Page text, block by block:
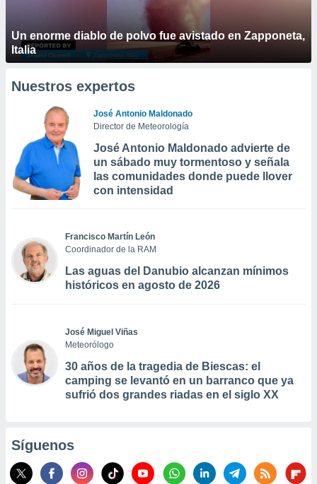
Un enorme diablo de polvo fue avistado en Zapponeta,
Italia
Nuestros expertos
José Antonio Maldonado
Director de Meteorología
José Antonio Maldonado advierte de
un sábado muy tormentoso y señala
las comunidades donde puede llover
con intensidad
Francisco Martín León
Coordinador de la RAM
Las aguas del Danubio alcanzan mínimos
históricos en agosto de 2026
José Miguel Viñas
Meteorólogo
30 años de la tragedia de Biescas: el
camping se levantó en un barranco que ya
sufrió dos grandes riadas en el siglo XX
Síguenos